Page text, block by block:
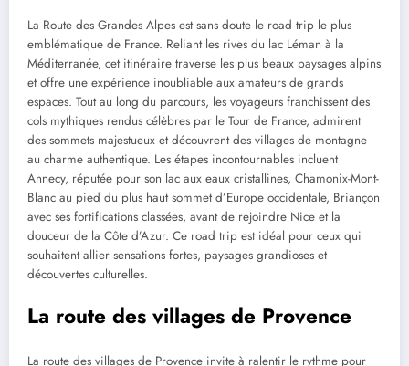
La Route des Grandes Alpes est sans doute le road trip le plus
emblématique de France. Reliant les rives du lac Léman à la
Méditerranée, cet itinéraire traverse les plus beaux paysages alpins
et offre une expérience inoubliable aux amateurs de grands
espaces. Tout au long du parcours, les voyageurs franchissent des
cols mythiques rendus célèbres par le Tour de France, admirent
des sommets majestueux et découvrent des villages de montagne
au charme authentique. Les étapes incontournables incluent
Annecy, réputée pour son lac aux eaux cristallines, Chamonix-Mont-
Blanc au pied du plus haut sommet d’Europe occidentale, Briançon
avec ses fortifications classées, avant de rejoindre Nice et la
douceur de la Côte d’Azur. Ce road trip est idéal pour ceux qui
souhaitent allier sensations fortes, paysages grandioses et
découvertes culturelles.
La route des villages de Provence
La route des villages de Provence invite à ralentir le rythme pour